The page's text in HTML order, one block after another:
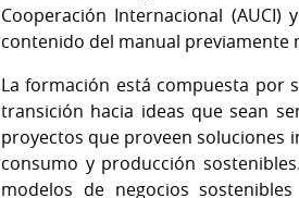
Cooperación Internacional
contenido del manual previamente
La formación está compuesta por
transición hacia ideas que sean
proyectos que proveen soluciones
consumo y producción
modelos de negocios